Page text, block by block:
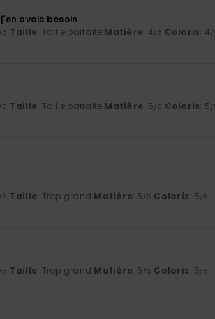
avais besoin
/5 Taille: Taille parfaite Matière: 4/5 Coloris: 4/
/5 Taille: Taille parfaite Matière: 5/5 Coloris: 5/
/5 Taille: Trop grand Matière: 5 /5 Coloris: 5/5
/5 Taille: Trop grand Matière: 5 /5 Coloris: 5/5